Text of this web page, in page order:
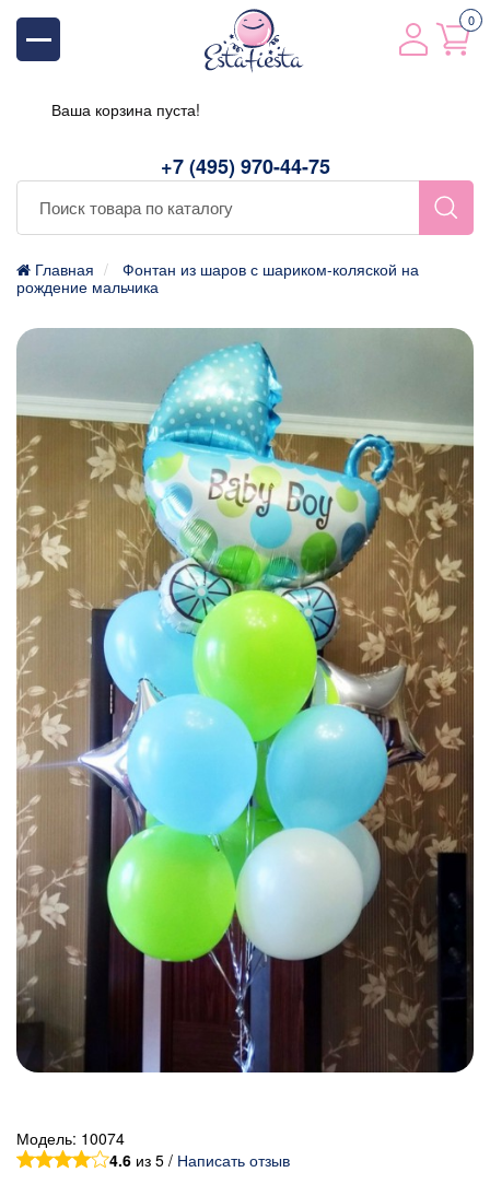
+7 (495) 970-44-75
0
Ваша корзина пуста!
Главная
Фонтан из шаров с шариком-коляской на
рождение мальчика
Модель: 10074
4.6 из 5 / Написать отзыв